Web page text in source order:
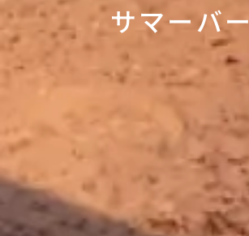
サマーバー